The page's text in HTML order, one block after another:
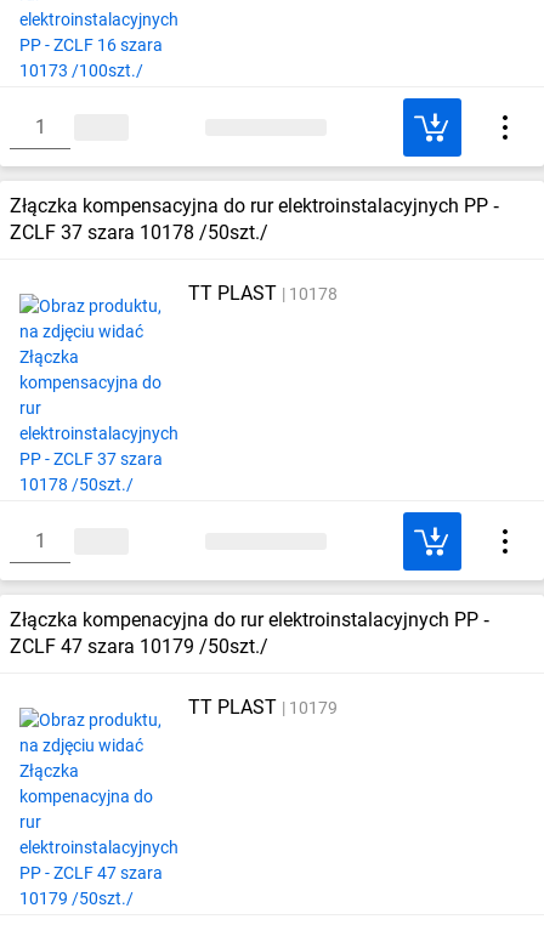
Złączka kompensacyjna do rur elektroinstalacyjnych PP ‑
ZCLF 37 szara 10178 /50szt./
TT PLAST 10178
Złączka kompenacyjna do rur elektroinstalacyjnych PP ‑
ZCLF 47 szara 10179 /50szt./
TT PLAST 10179